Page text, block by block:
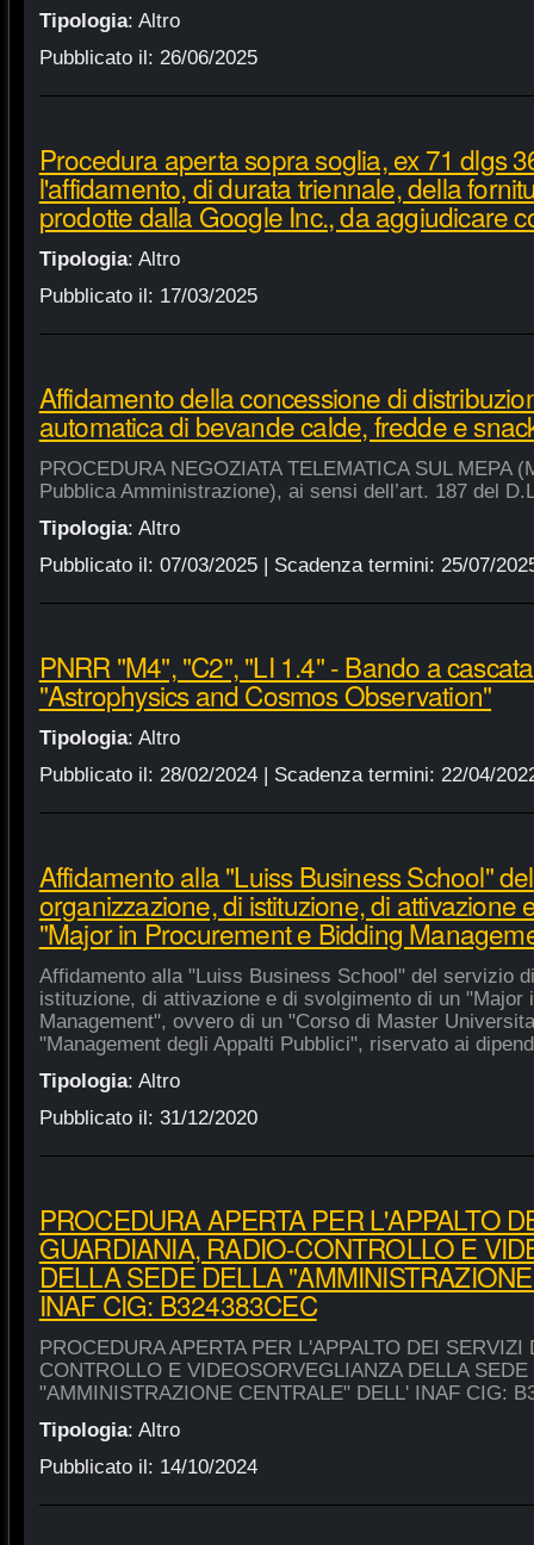
Tipologia: Altro
Pubblicato il: 26/06/2025
Procedura aperta sopra soglia, ex 71 dlgs
l'affidamento, di durata triennale, della
prodotte dalla Google Inc., da aggiudicare
Tipologia: Altro
Pubblicato il: 17/03/2025
Affidamento della concessione di
automatica di bevande calde, fredde e
PROCEDURA NEGOZIATA TELEMATICA SUL MEPA
Pubblica Amministrazione), ai sensi dell’art. 187 del
Tipologia: Altro
Pubblicato il: 07/03/2025| Scadenza termini: 25/07/
PNRR "M4", "C2", "LI 1.4" - Bando a
"Astrophysics and Cosmos Observation"
Tipologia: Altro
Pubblicato il: 28/02/2024| Scadenza termini: 22/04/
Affidamento alla "Luiss Business School"
organizzazione, di istituzione, di attivazione
"Major in Procurement e Bidding
Affidamento alla "Luiss Business School" del servizio
istituzione, di attivazione e di svolgimento di un "Major
Management", ovvero di un "Corso di Master
"Management degli Appalti Pubblici", riservato ai
Tipologia: Altro
Pubblicato il: 31/12/2020
PROCEDURA APERTA PER L'APPALTO
GUARDIANIA, RADIO-CONTROLLO E
DELLA SEDE DELLA
INAF CIG: B324383CEC
PROCEDURA APERTA PER L'APPALTO DEI
CONTROLLO E VIDEOSORVEGLIANZA DELLA SEDE
"AMMINISTRAZIONE CENTRALE" DELL' INAF CIG:
Tipologia: Altro
Pubblicato il: 14/10/2024